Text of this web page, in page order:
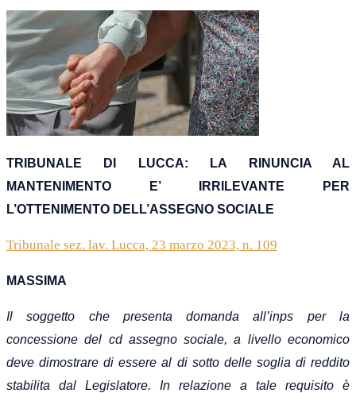
TRIBUNALE DI LUCCA: LA RINUNCIA AL
MANTENIMENTO E’ IRRILEVANTE PER
L’OTTENIMENTO DELL’ASSEGNO SOCIALE
Tribunale sez. lav. Lucca, 23 marzo 2023, n. 109
MASSIMA
Il soggetto che presenta domanda all’inps per la
concessione del cd assegno sociale, a livello economico
deve dimostrare di essere al di sotto delle soglia di reddito
stabilita dal Legislatore. In relazione a tale requisito è